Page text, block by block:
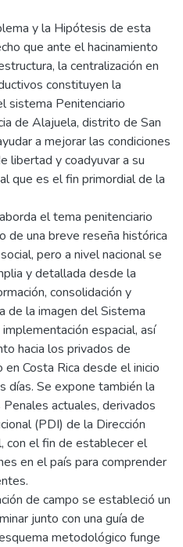
y la Hipótesis de esta
que ante el hacinamiento
la centralización en
constituyen la
sistema Penitenciario
de Alajuela, distrito de San
a mejorar las condiciones
libertad y coadyuvar a su
que es el fin primordial de la
el tema penitenciario
de una breve reseña histórica
pero a nivel nacional se
y detallada desde la
consolidación y
de la imagen del Sistema
espacial, así
hacia los privados de
Costa Rica desde el inicio
días. Se expone también la
actuales, derivados
(PDI) de la Dirección
con el fin de establecer el
en el país para comprender
de campo se estableció un
junto con una guía de
metodológico funge